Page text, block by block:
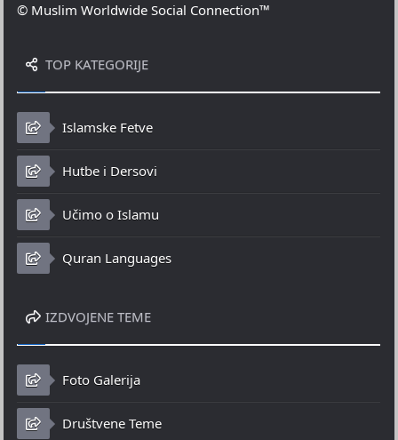
© Muslim Worldwide Social Connection™
TOP KATEGORIJE
Islamske Fetve
Hutbe i Dersovi
Učimo o Islamu
Quran Languages
IZDVOJENE TEME
Foto Galerija
Društvene Teme